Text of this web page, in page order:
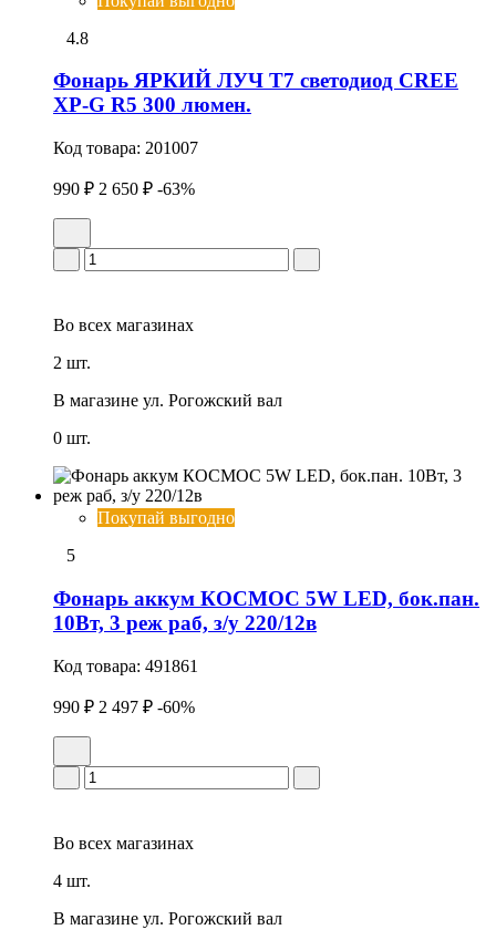
4.8
Фонарь ЯРКИЙ ЛУЧ T7 светодиод CREE
XP-G R5 300 люмен.
Код товара: 201007
990 ₽ 2 650 ₽ -63%
Во всех магазинах
2 шт.
В магазине ул. Рогожский вал
0 шт.
Покупай выгодно
5
Фонарь аккум КОСМОС 5W LED, бок.пан.
10Вт, 3 реж раб, з/у 220/12в
Код товара: 491861
990 ₽ 2 497 ₽ -60%
Во всех магазинах
4 шт.
В магазине ул. Рогожский вал